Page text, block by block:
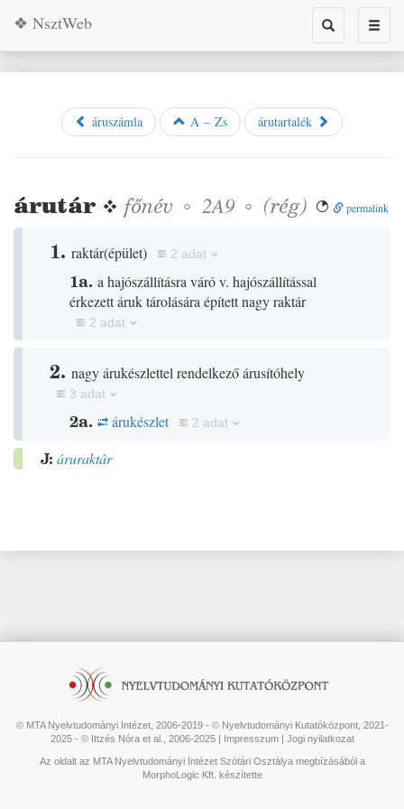
Toggle
search
❖ NsztWeb
áruszámla A – Zs árutartalék
árutár ❖ főnév ◦ 2A9 ◦ (rég)  permalink
1. raktár(épület) 2 adat
1a. a hajószállításra váró v. hajószállítással
érkezett áruk tárolására épített nagy raktár
2 adat
2. nagy árukészlettel rendelkező árusítóhely
3 adat
2a. árukészlet 2 adat
J: áruraktár
© MTA Nyelvtudományi Intézet, 2006-2019 - © Nyelvtudományi Kutatóközpont, 2021-
2025 - © Ittzés Nóra et al., 2006-2025 | Impresszum| Jogi nyilatkozat
Az oldalt az MTA Nyelvtudományi Intézet Szótári Osztálya megbízásából a
MorphoLogic Kft. készítette